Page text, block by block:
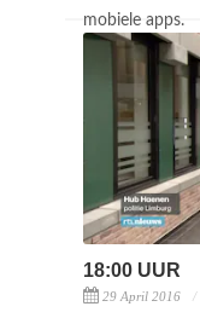
mobiele apps.
18:00 UUR
29 April 2016